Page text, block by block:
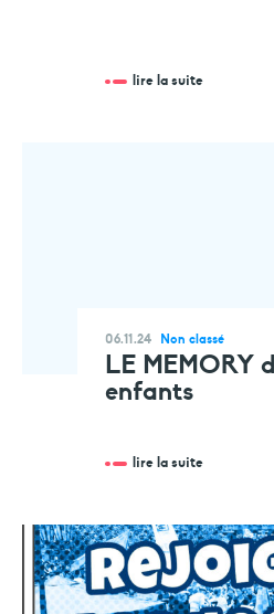
lire la suite
06.11.24 Non classé
LE MEMORY
enfants
lire la suite